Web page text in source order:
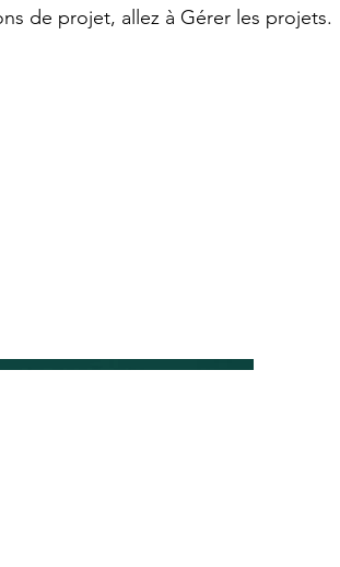
de projet, allez à Gérer les projets.